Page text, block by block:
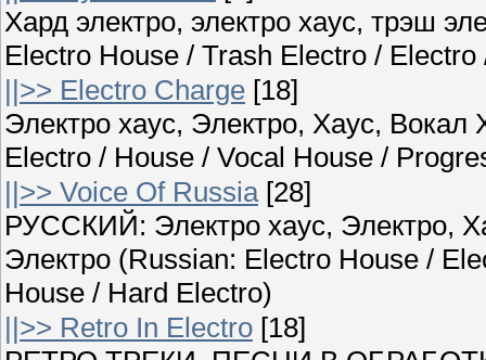
Хард электро, электро хаус, трэш
Electro House / Trash Electro /
||>> Electro Charge [18]
Электро хаус, Электро, Хаус,
Electro / House / Vocal House /
||>> Voice Of Russia [28]
РУССКИЙ: Электро хаус, Электро,
Электро (Russian: Electro House /
House / Hard Electro)
||>> Retro In Electro [18]